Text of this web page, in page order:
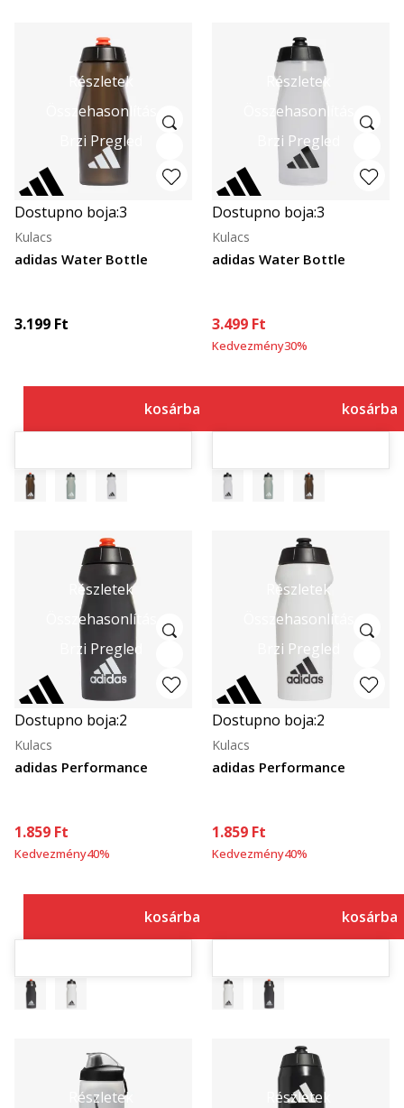
Részletek
Összehasonlítás
Brzi Pregled
Dostupno boja:3
adidas Water Bottle
Kulacs
3.199 Ft
kosárba
Részletek
Összehasonlítás
Brzi Pregled
Dostupno boja:3
adidas Water Bottle
Kulacs
3.499 Ft
Kedvezmény30%
kosárba
Részletek
Összehasonlítás
Brzi Pregled
Dostupno boja:2
adidas Performance
Kulacs
1.859 Ft
Kedvezmény40%
kosárba
Részletek
Összehasonlítás
Brzi Pregled
Dostupno boja:2
adidas Performance
Kulacs
1.859 Ft
Kedvezmény40%
kosárba
Részletek
Részletek